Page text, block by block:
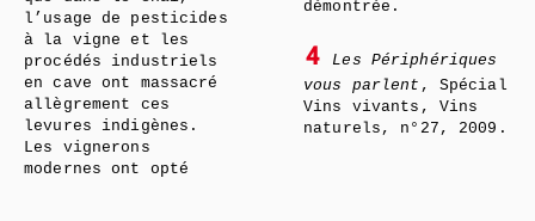
l’usage de pesticides
à la vigne et les
procédés industriels
en cave ont massacré
allègrement ces
levures indigènes.
Les vignerons
modernes ont opté
démontrée.
4
Les Périphériques
vous parlent , Spécial
Vins vivants, Vins
naturels, n°27, 2009.